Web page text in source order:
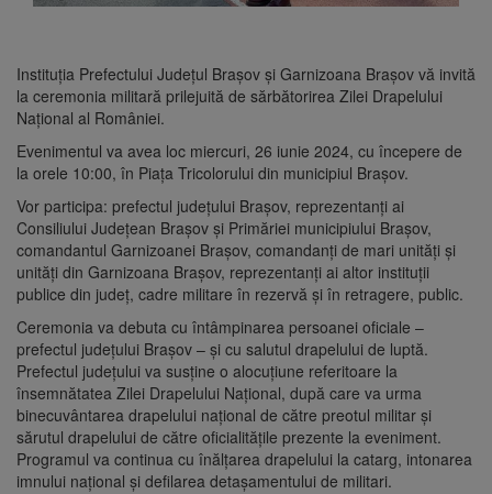
Instituția Prefectului Județul Brașov și Garnizoana Brașov vă invită
la ceremonia militară prilejuită de sărbătorirea Zilei Drapelului
Național al României.
Evenimentul va avea loc miercuri, 26 iunie 2024, cu începere de
la orele 10:00, în Piața Tricolorului din municipiul Brașov.
Vor participa: prefectul județului Brașov, reprezentanți ai
Consiliului Județean Brașov și Primăriei municipiului Brașov,
comandantul Garnizoanei Brașov, comandanți de mari unități și
unități din Garnizoana Brașov, reprezentanți ai altor instituții
publice din județ, cadre militare în rezervă și în retragere, public.
Ceremonia va debuta cu întâmpinarea persoanei oficiale –
prefectul județului Brașov – și cu salutul drapelului de luptă.
Prefectul județului va susține o alocuțiune referitoare la
însemnătatea Zilei Drapelului Național, după care va urma
binecuvântarea drapelului național de către preotul militar și
sărutul drapelului de către oficialitățile prezente la eveniment.
Programul va continua cu înălțarea drapelului la catarg, intonarea
imnului național și defilarea detașamentului de militari.